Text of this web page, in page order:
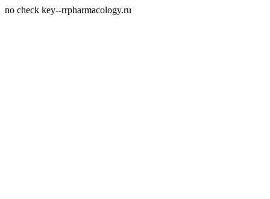
no check key--rrpharmacology.ru